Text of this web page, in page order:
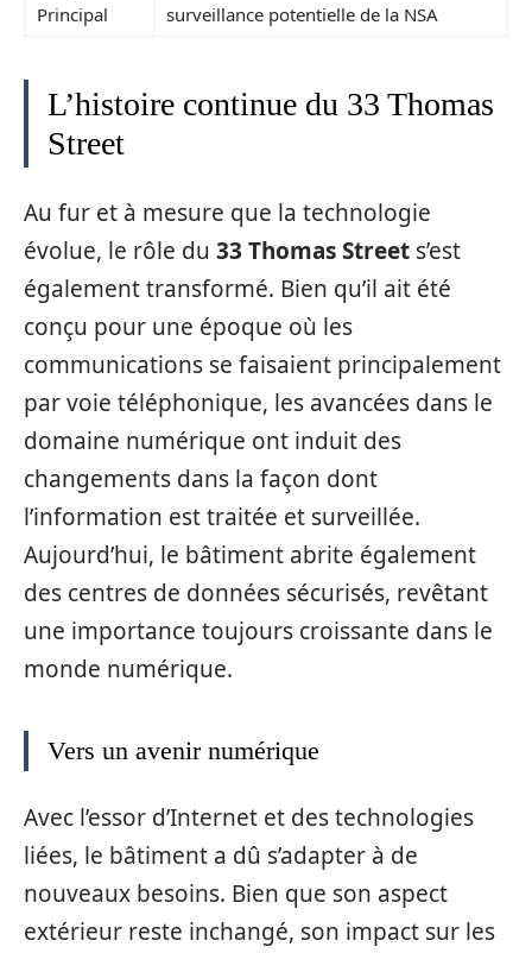
Principal
surveillance potentielle de la NSA
L’histoire continue du 33 Thomas
Street
Au fur et à mesure que la technologie
évolue, le rôle du 33 Thomas Street s’est
également transformé. Bien qu’il ait été
conçu pour une époque où les
communications se faisaient principalement
par voie téléphonique, les avancées dans le
domaine numérique ont induit des
changements dans la façon dont
l’information est traitée et surveillée.
Aujourd’hui, le bâtiment abrite également
des centres de données sécurisés, revêtant
une importance toujours croissante dans le
monde numérique.
Vers un avenir numérique
Avec l’essor d’Internet et des technologies
liées, le bâtiment a dû s’adapter à de
nouveaux besoins. Bien que son aspect
extérieur reste inchangé, son impact sur les